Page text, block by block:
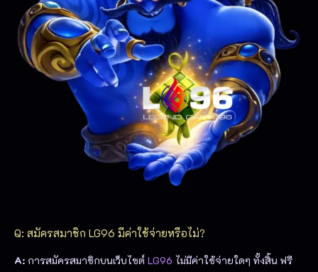
Q: สมัครสมาชิก LG96 มีค่าใช้จ่ายหรือไม่?
A: การสมัครสมาชิกบนเว็บไซต์ LG96 ไม่มีค่าใช้จ่ายใดๆ ทั้งสิ้น ฟรี